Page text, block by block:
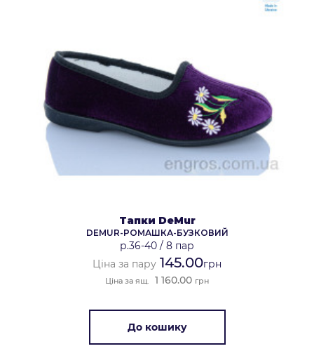
Тапки DeMur
DEMUR-РОМАШКА-БУЗКОВИЙ
р.36-40 / 8 пар
Ціна за пару 145.00грн
Ціна за ящ. 1 160.00 грн
До кошику